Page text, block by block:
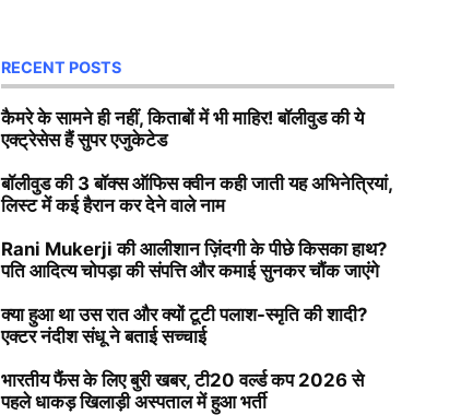
RECENT POSTS
कैमरे के सामने ही नहीं, किताबों में भी माहिर! बॉलीवुड की ये
एक्ट्रेसेस हैं सुपर एजुकेटेड
बॉलीवुड की 3 बॉक्स ऑफिस क्वीन कही जाती यह अभिनेत्रियां,
लिस्ट में कई हैरान कर देने वाले नाम
Rani Mukerji की आलीशान ज़िंदगी के पीछे किसका हाथ?
पति आदित्य चोपड़ा की संपत्ति और कमाई सुनकर चौंक जाएंगे
क्या हुआ था उस रात और क्यों टूटी पलाश-स्मृति की शादी?
एक्टर नंदीश संधू ने बताई सच्चाई
भारतीय फैंस के लिए बुरी खबर, टी20 वर्ल्ड कप 2026 से
पहले धाकड़ खिलाड़ी अस्पताल में हुआ भर्ती